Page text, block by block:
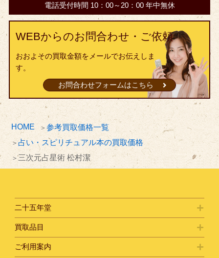
HOME
参考買取価格一覧
占い・スピリチュアル本の買取価格
三次元占星術 松村潔
電話受付時間 10：00～20：00 年中無休
WEBからのお問合わせ・ご依頼
おおよその買取金額をメールでお伝えしま
す。
お問合わせフォームはこちら
二十五年堂
買取品目
ご利用案内